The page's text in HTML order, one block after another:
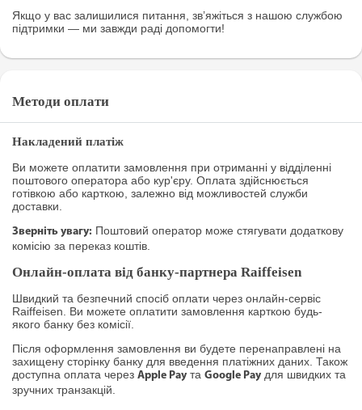
Якщо у вас залишилися питання, зв’яжіться з нашою службою
підтримки — ми завжди раді допомогти!
Методи оплати
Накладений платіж
Ви можете оплатити замовлення при отриманні у відділенні
поштового оператора або кур'єру. Оплата здійснюється
готівкою або карткою, залежно від можливостей служби
доставки.
Зверніть увагу: Поштовий оператор може стягувати додаткову
комісію за переказ коштів.
Онлайн-оплата від банку-партнера Raiffeisen
Швидкий та безпечний спосіб оплати через онлайн-сервіс
Raiffeisen. Ви можете оплатити замовлення карткою будь-
якого банку без комісії.
Після оформлення замовлення ви будете перенаправлені на
захищену сторінку банку для введення платіжних даних. Також
доступна оплата через Apple Pay та Google Pay для швидких та
зручних транзакцій.